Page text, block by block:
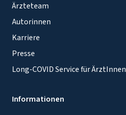
Ärzteteam
Autorinnen
Karriere
Presse
Long-COVID Service für ÄrztInnen
Informationen